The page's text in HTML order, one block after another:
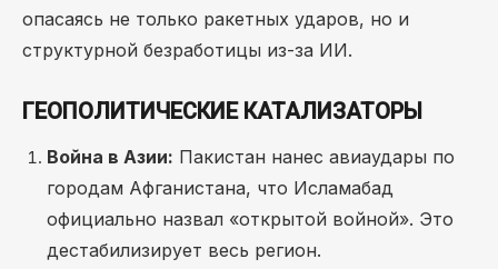
опасаясь не только ракетных ударов, но и
структурной безработицы из-за ИИ.
ГЕОПОЛИТИЧЕСКИЕ КАТАЛИЗАТОРЫ
Война в Азии: Пакистан нанес авиаудары по
городам Афганистана, что Исламабад
официально назвал «открытой войной». Это
дестабилизирует весь регион.